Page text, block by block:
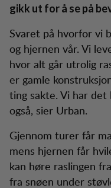
gikk ut for å se på
Svaret på hvorfor vi
og hjernen vår. Vi
hvor alt går utrolig
er gamle
ting sakte. Vi har
også, sier Urban.
Gjennom turer får
mens hjernen får
kan høre raslingen
fra snøen under